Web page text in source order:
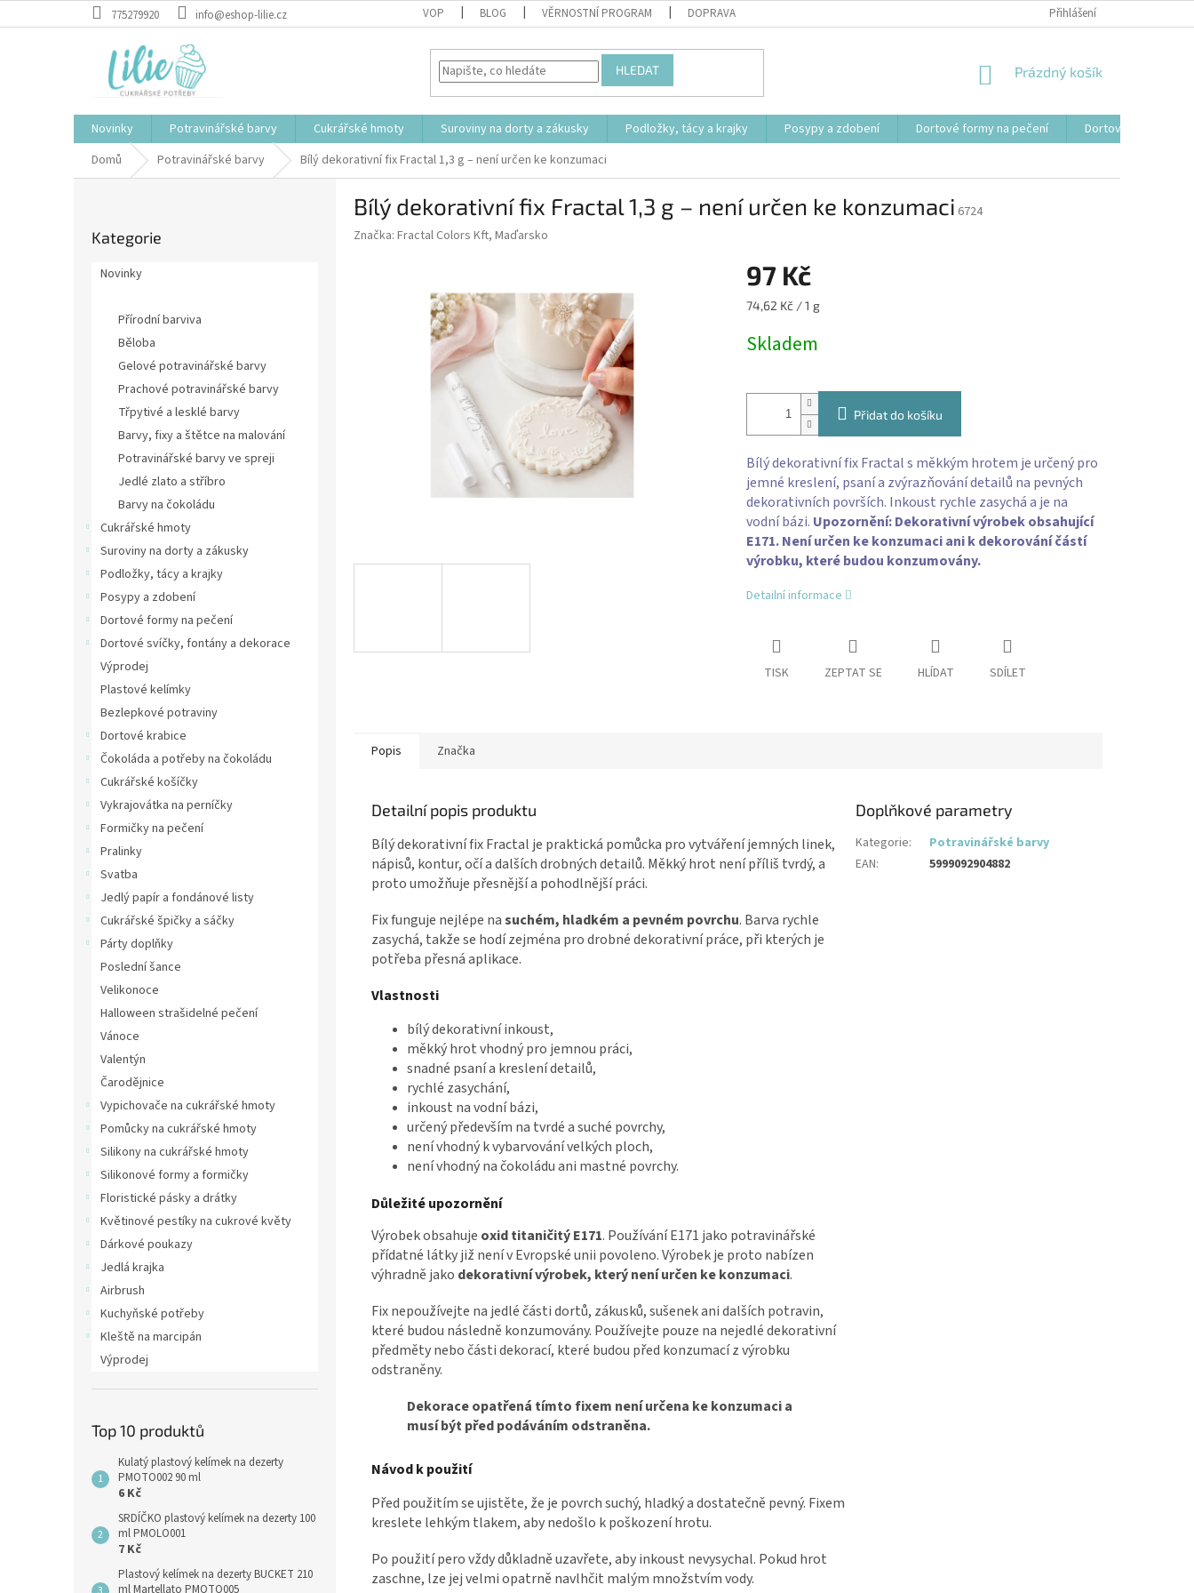
na
775279920 info@eshop-lilie.cz VOP BLOG VĚRNOSTNÍ PROGRAM DOPRAVA Přihlášení
HLEDAT
NÁKUPNÍ
Prázdný košík
Novinky Potravinářské barvy Cukrářské hmoty Suroviny na dorty a zákusky Podložky, tácy a krajky Posypy a zdobení Dortové formy na pečení
Dortové svíčky,
Domů
Potravinářské barvy Bílý dekorativní fix Fractal 1,3 g – není určen ke konzumaci
kategorie
Kategorie
Novinky
Přírodní barviva
Běloba
Gelové potravinářské barvy
Prachové potravinářské barvy
Třpytivé a lesklé barvy
Barvy, fixy a štětce na malování
Potravinářské barvy ve spreji
Jedlé zlato a stříbro
Barvy na čokoládu
Cukrářské hmoty
Suroviny na dorty a zákusky
Podložky, tácy a krajky
Posypy a zdobení
Dortové formy na pečení
Dortové svíčky, fontány a dekorace
Výprodej
Plastové kelímky
Bezlepkové potraviny
Dortové krabice
Čokoláda a potřeby na čokoládu
Cukrářské košíčky
Vykrajovátka na perníčky
Formičky na pečení
Pralinky
Svatba
Jedlý papír a fondánové listy
Cukrářské špičky a sáčky
Párty doplňky
Poslední šance
Velikonoce
Halloween strašidelné pečení
Vánoce
Valentýn
Čarodějnice
Vypichovače na cukrářské hmoty
Pomůcky na cukrářské hmoty
Silikony na cukrářské hmoty
Silikonové formy a formičky
Floristické pásky a drátky
Květinové pestíky na cukrové květy
Dárkové poukazy
Jedlá krajka
Airbrush
Kuchyňské potřeby
Kleště na marcipán
Výprodej
Top 10 produktů
Kulatý plastový kelímek na dezerty
PMOTO002 90 ml
6 Kč
SRDÍČKO plastový kelímek na dezerty 100
ml PMOLO001
7 Kč
Plastový kelímek na dezerty BUCKET 210
ml Martellato PMOTO005
Bílý dekorativní fix Fractal 1,3 g – není určen ke konzumaci 6724
Značka: Fractal Colors Kft, Maďarsko
97 Kč
Měrná
74,62 Kč / 1 g
Skladem
Přidat do košíku
Bílý dekorativní fix Fractal s měkkým hrotem je určený pro
jemné kreslení, psaní a zvýrazňování detailů na pevných
dekorativních površích. Inkoust rychle zasychá a je na
vodní bázi. Upozornění: Dekorativní výrobek obsahující
E171. Není určen ke konzumaci ani k dekorování částí
výrobku, které budou konzumovány.
Detailní informace
TISK ZEPTAT SE HLÍDAT SDÍLET
Popis Značka
Detailní popis produktu
Bílý dekorativní fix Fractal je praktická pomůcka pro vytváření jemných linek,
nápisů, kontur, očí a dalších drobných detailů. Měkký hrot není příliš tvrdý, a
proto umožňuje přesnější a pohodlnější práci.
Fix funguje nejlépe nasuchém, hladkém a pevném povrchu. Barva rychle
zasychá, takže se hodí zejména pro drobné dekorativní práce, při kterých je
potřeba přesná aplikace.
Vlastnosti
bílý dekorativní inkoust,
měkký hrot vhodný pro jemnou práci,
snadné psaní a kreslení detailů,
rychlé zasychání,
inkoust na vodní bázi,
určený především na tvrdé a suché povrchy,
není vhodný k vybarvování velkých ploch,
není vhodný na čokoládu ani mastné povrchy.
Důležité upozornění
Výrobek obsahuje oxid titaničitý E171. Používání E171 jako potravinářské
přídatné látky již není v Evropské unii povoleno. Výrobek je proto nabízen
výhradně jako dekorativní výrobek, který není určen ke konzumaci.
Fix nepoužívejte na jedlé části dortů, zákusků, sušenek ani dalších potravin,
které budou následně konzumovány. Používejte pouze na nejedlé dekorativní
předměty nebo části dekorací, které budou před konzumací z výrobku
odstraněny.
Dekorace opatřená tímto fixem není určena ke konzumaci a
musí být před podáváním odstraněna.
Návod k použití
Před použitím se ujistěte, že je povrch suchý, hladký a dostatečně pevný. Fixem
kreslete lehkým tlakem, aby nedošlo k poškození hrotu.
Po použití pero vždy důkladně uzavřete, aby inkoust nevysychal. Pokud hrot
zaschne, lze jej velmi opatrně navlhčit malým množstvím vody.
Doplňkové parametry
Kategorie:
Potravinářské barvy
EAN: 5999092904882